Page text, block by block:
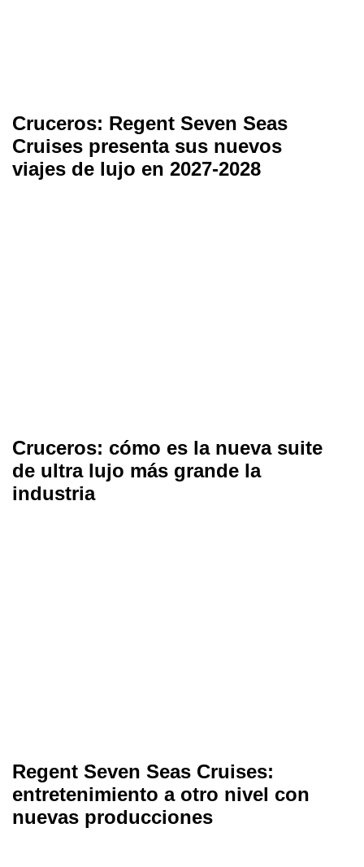
Cruceros: Regent Seven Seas
Cruises presenta sus nuevos
viajes de lujo en 2027-2028
Cruceros: cómo es la nueva suite
de ultra lujo más grande la
industria
Regent Seven Seas Cruises:
entretenimiento a otro nivel con
nuevas producciones